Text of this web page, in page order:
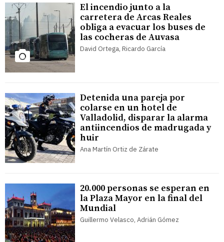
El incendio junto a la
carretera de Arcas Reales
obliga a evacuar los buses de
las cocheras de Auvasa
David Ortega, Ricardo García
Detenida una pareja por
colarse en un hotel de
Valladolid, disparar la alarma
antiincendios de madrugada y
huir
Ana Martín Ortiz de Zárate
20.000 personas se esperan en
la Plaza Mayor en la final del
Mundial
Guillermo Velasco, Adrián Gómez